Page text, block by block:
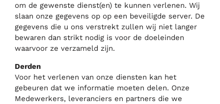
om de gewenste dienst(en) te kunnen verlenen. Wij
slaan onze gegevens op op een beveiligde server. De
gegevens die u ons verstrekt zullen wij niet langer
bewaren dan strikt nodig is voor de doeleinden
waarvoor ze verzameld zijn.
Derden
Voor het verlenen van onze diensten kan het
gebeuren dat we informatie moeten delen. Onze
Medewerkers, leveranciers en partners die we